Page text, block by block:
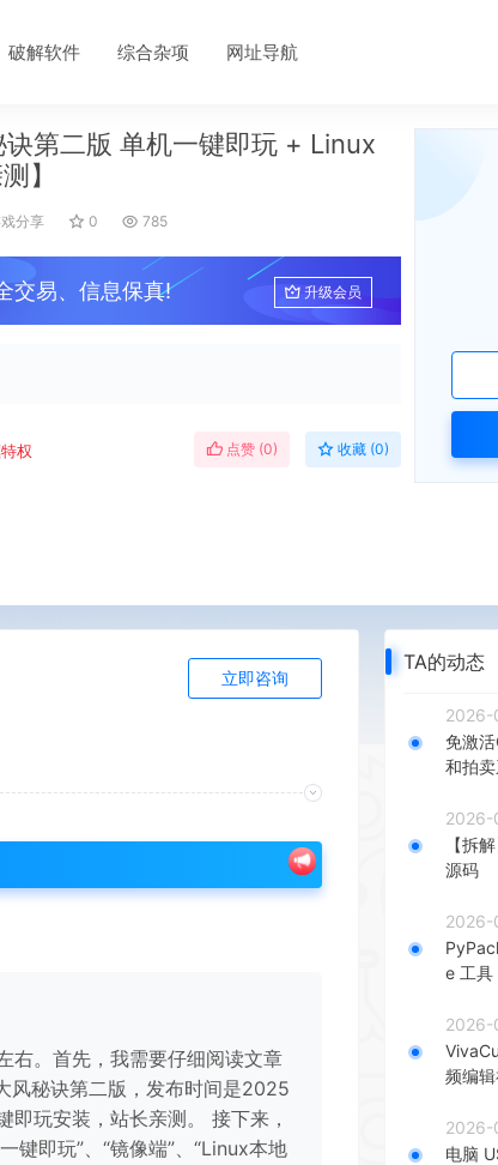
破解软件 综合杂项 网址导航
第二版 单机一键即玩 + Linux
】
分享 0 785
交易、信息保真! 升级会员
权 点赞 (0) 收藏 (0)
立即咨询
右。首先，我需要仔细阅读文章
风秘诀第二版，发布时间是2025
玩安装，站长亲测。 接下来，
键即玩”、“镜像端”、“Linux本地
TA的动态
2026-
免激
和拍
2026-
【拆
源码
2026-
e 工具
2026-
频编
2026-
电脑